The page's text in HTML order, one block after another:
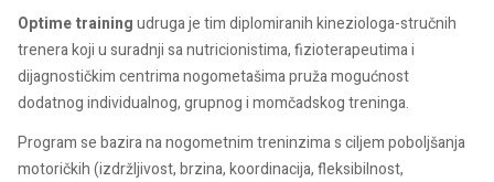
Optime trainingudruga je tim diplomiranih kineziologa-stručnih
trenera koji u suradnji sa nutricionistima, fizioterapeutima i
dijagnostičkim centrima nogometašima pruža mogućnost
dodatnog individualnog, grupnog i momčadskog treninga.
Program se bazira na nogometnim treninzima s ciljem poboljšanja
motoričkih (izdržljivost, brzina, koordinacija, fleksibilnost,